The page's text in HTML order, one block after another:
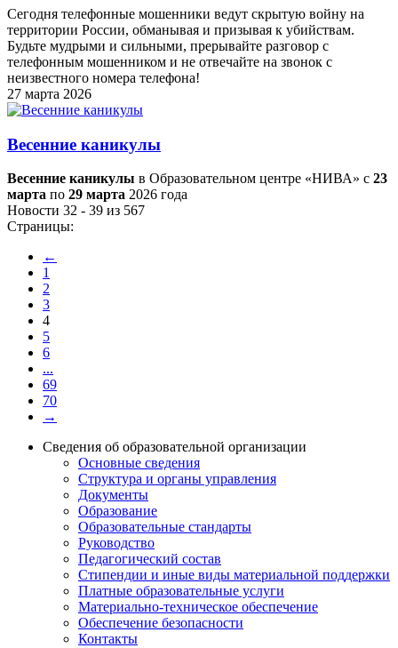
Сегодня телефонные мошенники ведут скрытую войну на
территории России, обманывая и призывая к убийствам.
Будьте мудрыми и сильными, прерывайте разговор с
телефонным мошенником и не отвечайте на звонок с
неизвестного номера телефона!
27 марта 2026
Весенние каникулы
Весенние каникулы в Образовательном центре «НИВА» с 23
марта по 29 марта 2026 года
Новости 32 - 39 из 567
Страницы:
←
1
2
3
4
5
6
...
69
70
→
Сведения об образовательной организации
Основные сведения
Структура и органы управления
Документы
Образование
Образовательные стандарты
Руководство
Педагогический состав
Стипендии и иные виды материальной поддержки
Платные образовательные услуги
Материально-техническое обеспечение
Обеспечение безопасности
Контакты